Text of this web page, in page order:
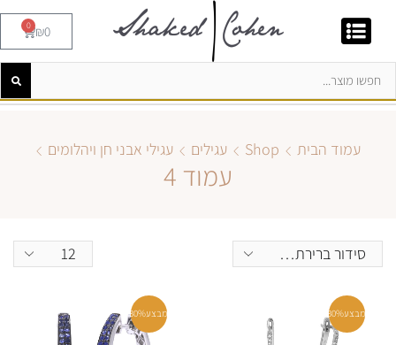
₪0
0
עמוד הבית Shop עגילים עגילי אבני חן ויהלומים
עמוד 4
מבצע30% מבצע30%